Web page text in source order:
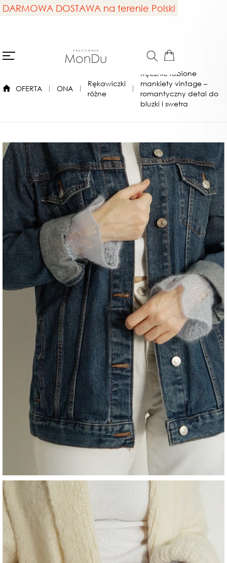
DARMOWA DOSTAWA na terenie Polski
OFERTA ONA
Rękawiczki
różne
Ręcznie robione
mankiety vintage –
romantyczny detal do
bluzki i swetra